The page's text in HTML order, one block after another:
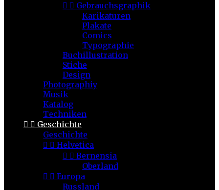
  Gebrauchsgraphik
Karikaturen
Plakate
Comics
Typographie
Buchillustration
Stiche
Design
Photographiy
Musik
Katalog
Techniken
  Geschichte
Geschichte
  Helvetica
  Bernensia
Oberland
  Europa
Russland